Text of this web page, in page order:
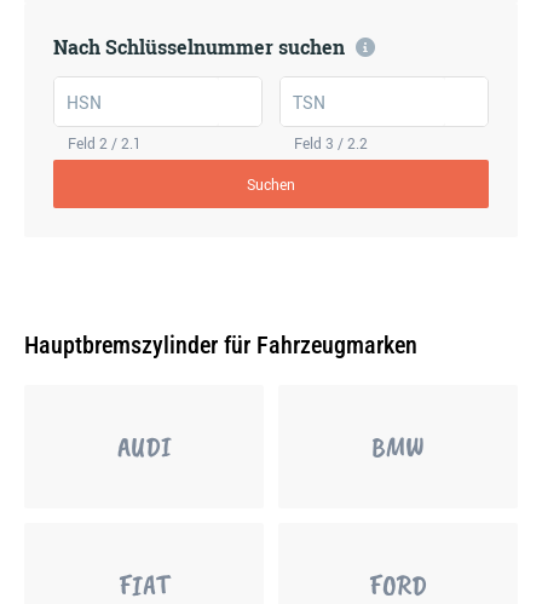
Nach Schlüsselnummer suchen
HSN
Feld 2 / 2.1
TSN
Feld 3 / 2.2
Suchen
Hauptbremszylinder für Fahrzeugmarken
AUDI BMW
FIAT FORD